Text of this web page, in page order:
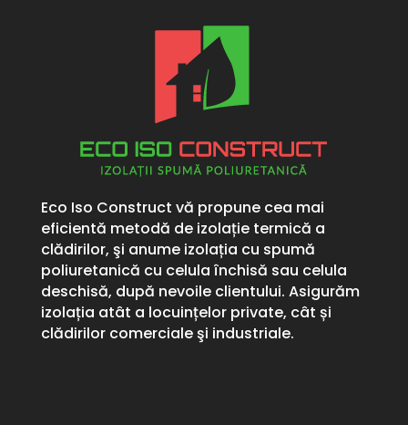
Eco Iso Construct vă propune cea mai
eficientă metodă de izolație termică a
clădirilor, şi anume izolația cu spumă
poliuretanică cu celula închisă sau celula
deschisă, după nevoile clientului. Asigurăm
izolația atât a locuințelor private, cât și
clădirilor comerciale şi industriale.